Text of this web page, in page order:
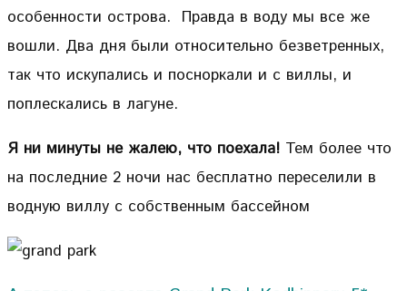
особенности острова. Правда в воду мы все же
вошли. Два дня были относительно безветренных,
так что искупались и посноркали и с виллы, и
поплескались в лагуне.
Я ни минуты не жалею, что поехала! Тем более что
на последние 2 ночи нас бесплатно переселили в
водную виллу с собственным бассейном